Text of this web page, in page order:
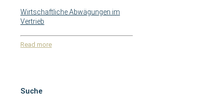
Wirtschaftliche Abwägungen im
Vertrieb
Read more
Suche